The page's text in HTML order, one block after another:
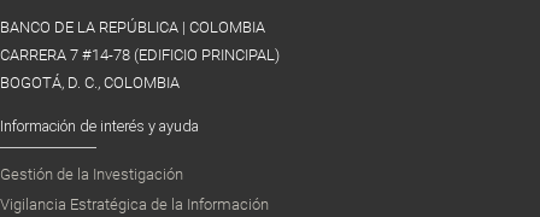
BANCO DE LA REPÚBLICA | COLOMBIA
CARRERA 7 #14-78 (EDIFICIO PRINCIPAL)
BOGOTÁ, D. C., COLOMBIA
Información de interés y ayuda
Gestión de la Investigación
Vigilancia Estratégica de la Información